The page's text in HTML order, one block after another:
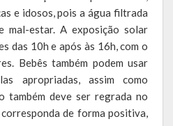
e idosos, pois a água filtrada
estar. A exposição solar
das 10h e após às 16h, com o
Bebês também podem usar
apropriadas, assim como
também deve ser regrada no
de forma positiva,